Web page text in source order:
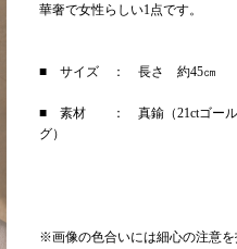
華奢で女性らしい1点です。
■ サイズ ： 長さ 約45㎝
■ 素材 ： 真鍮（21ctゴール
グ）
※画像の色合いには細心の注意